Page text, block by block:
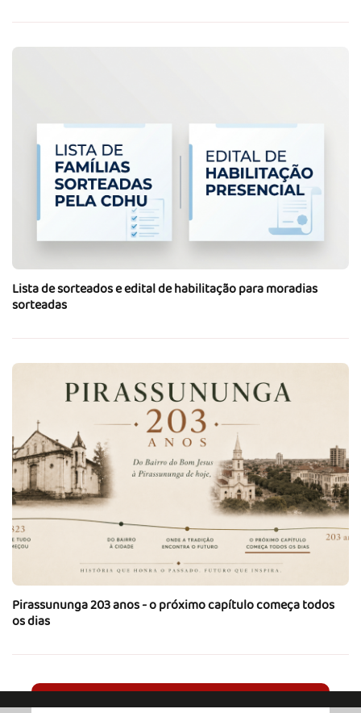
Lista de sorteados e edital de habilitação para moradias
sorteadas
Pirassununga 203 anos - o próximo capítulo começa todos
os dias